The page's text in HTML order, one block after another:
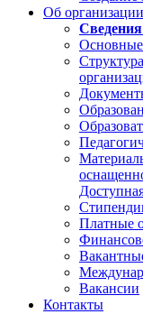
Об организации
Сведения
Основные
Платные
Вакансии
Контакты